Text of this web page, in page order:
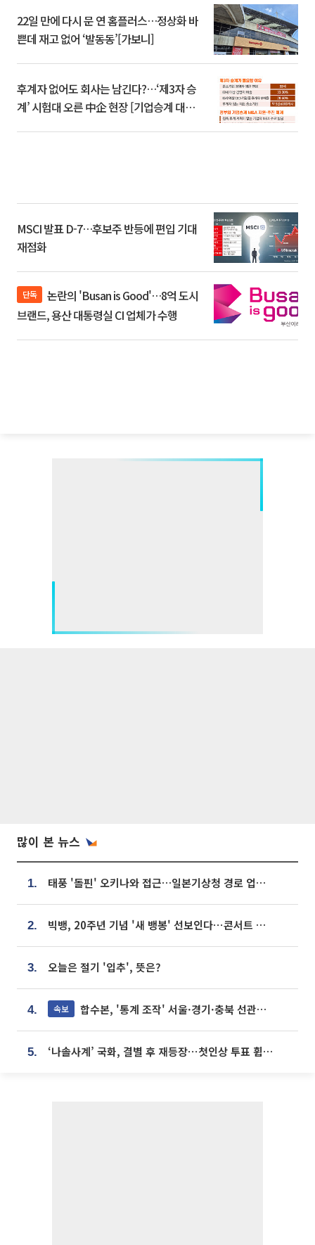
22일 만에 다시 문 연 홈플러스…정상화 바
쁜데 재고 없어 ‘발동동’[가보니]
후계자 없어도 회사는 남긴다?…‘제3자 승
계’ 시험대 오른 中企 현장 [기업승계 대전
MSCI 발표 D-7…후보주 반등에 편입 기대
재점화
단독
브랜드, 용산 대통령실 CI 업체가 수행
많이 본 뉴스
1. 태풍 '돌핀' 오키나와 접근…일본기상청 경로 업데이트
2. 빅뱅, 20주년 기념 '새 뱅봉' 선보인다⋯콘서트 앞두고 팝업 개최
3. 오늘은 절기 '입추', 뜻은?
4. 속보 합수본, '통계 조작' 서울·경기·충북 선관위 등 추가 압수수색
5. ‘나솔사계’ 국화, 결별 후 재등장⋯첫인상 투표 휩쓸고 ‘인기녀’ 등극